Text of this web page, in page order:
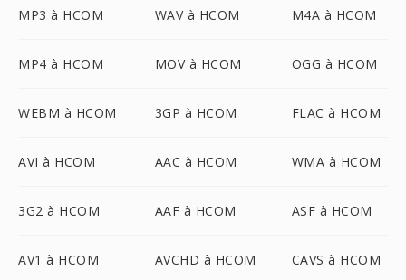
MP3 à HCOM WAV à HCOM M4A à HCOM
MP4 à HCOM MOV à HCOM OGG à HCOM
WEBM à HCOM 3GP à HCOM FLAC à HCOM
AVI à HCOM AAC à HCOM WMA à HCOM
3G2 à HCOM AAF à HCOM ASF à HCOM
AV1 à HCOM AVCHD à HCOM CAVS à HCOM